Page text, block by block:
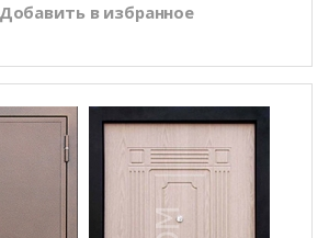
Добавить в избранное